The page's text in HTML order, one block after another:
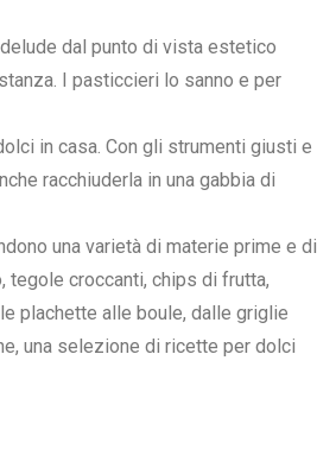
dal punto di vista estetico
I pasticcieri lo sanno e per
in casa. Con gli strumenti giusti e
racchiuderla in una gabbia di
una varietà di materie prime e di
tegole croccanti, chips di frutta,
plachette alle boule, dalle griglie
una selezione di ricette per dolci